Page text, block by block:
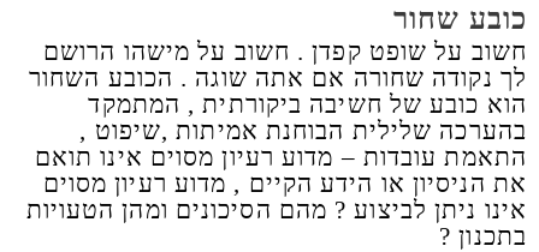
כובע שחור
חשוב על שופט קפדן . חשוב על מישהו הרושם
לך נקודה שחורה אם אתה שוגה . הכובע השחור
הוא כובע של חשיבה ביקורתית , המתמקד
בהערכה שלילית הבוחנת אמיתות ,שיפוט ,
התאמת עובדות – מדוע רעיון מסוים אינו תואם
את הניסיון או הידע הקיים , מדוע רעיון מסוים
אינו ניתן לביצוע ? מהם הסיכונים ומהן הטעויות
בתכנון ?